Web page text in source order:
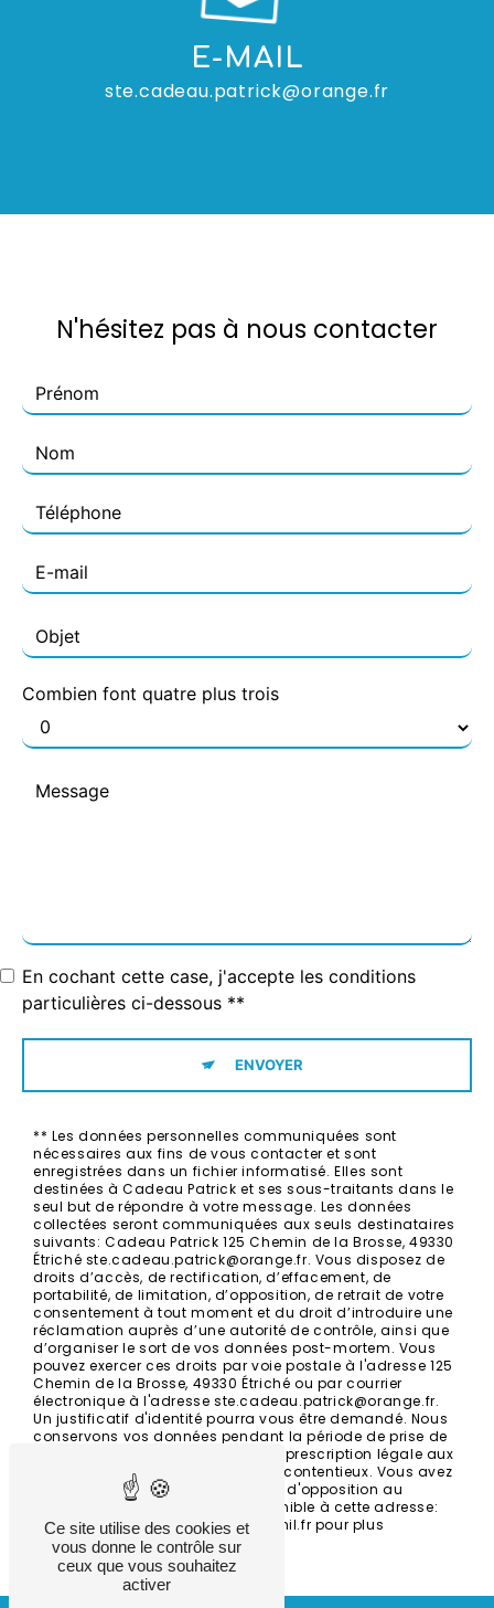
E-MAIL
ste.cadeau.patrick@orange.fr
N'hésitez pas à nous contacter
Combien font quatre plus trois
En cochant cette case, j'accepte les conditions
particulières ci-dessous **
ENVOYER
** Les données personnelles communiquées sont
nécessaires aux fins de vous contacter et sont
enregistrées dans un fichier informatisé. Elles sont
destinées à Cadeau Patrick et ses sous-traitants dans le
seul but de répondre à votre message. Les données
collectées seront communiquées aux seuls destinataires
suivants: Cadeau Patrick 125 Chemin de la Brosse, 49330
Étriché ste.cadeau.patrick@orange.fr. Vous disposez de
droits d’accès, de rectification, d’effacement, de
portabilité, de limitation, d’opposition, de retrait de votre
consentement à tout moment et du droit d’introduire une
réclamation auprès d’une autorité de contrôle, ainsi que
d’organiser le sort de vos données post-mortem. Vous
pouvez exercer ces droits par voie postale à l'adresse 125
Chemin de la Brosse, 49330 Étriché ou par courrier
électronique à l'adresse ste.cadeau.patrick@orange.fr.
Un justificatif d'identité pourra vous être demandé. Nous
conservons vos données pendant la période de prise de
contact puis pendant la durée de prescription légale aux
fins probatoires et de gestion des contentieux. Vous avez
le droit de vous inscrire sur la liste d'opposition au
démarchage téléphonique, disponible à cette adresse:
Bloctel.gouv.fr. Consultez le site cnil.fr pour plus
d’informations sur vos droits.
Ce site utilise des cookies et
vous donne le contrôle sur
ceux que vous souhaitez
activer